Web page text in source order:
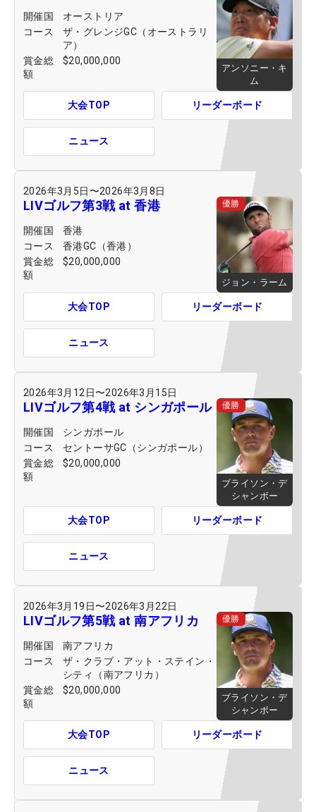
開催国
オーストリア
コース
ザ・グレンジGC（オーストラリ
ア）
賞金総
額
$20,000,000
アンソニー・キ
ム
大会TOP リーダーボード
ニュース
2026年3月5日 〜2026年3月8日
LIVゴルフ第3戦 at 香港
開催国
香港
コース
香港GC（香港）
賞金総
額
$20,000,000
優勝
ジョン・ラーム
大会TOP リーダーボード
ニュース
2026年3月12日〜2026年3月15日
LIVゴルフ第4戦 at シンガポール
開催国
シンガポール
コース
セントーサGC（シンガポール）
賞金総
額
$20,000,000
優勝
ブライソン・デ
シャンボー
大会TOP リーダーボード
ニュース
2026年3月19日〜2026年3月22日
LIVゴルフ第5戦 at 南アフリカ
開催国
南アフリカ
コース
ザ・クラブ・アット・ステイン・
シティ（南アフリカ）
賞金総
額
$20,000,000
優勝
ブライソン・デ
シャンボー
大会TOP リーダーボード
ニュース